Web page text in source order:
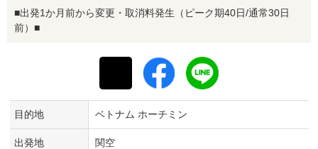
■出発1か月前から変更・取消料発生（ピーク期40日/通常30日
前）■
目的地 ベトナム ホーチミン
出発地 関空